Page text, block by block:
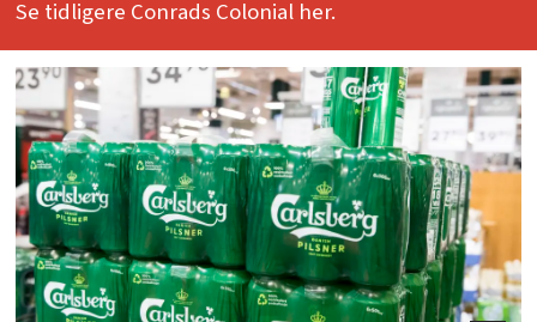
Se tidligere Conrads Colonial her.